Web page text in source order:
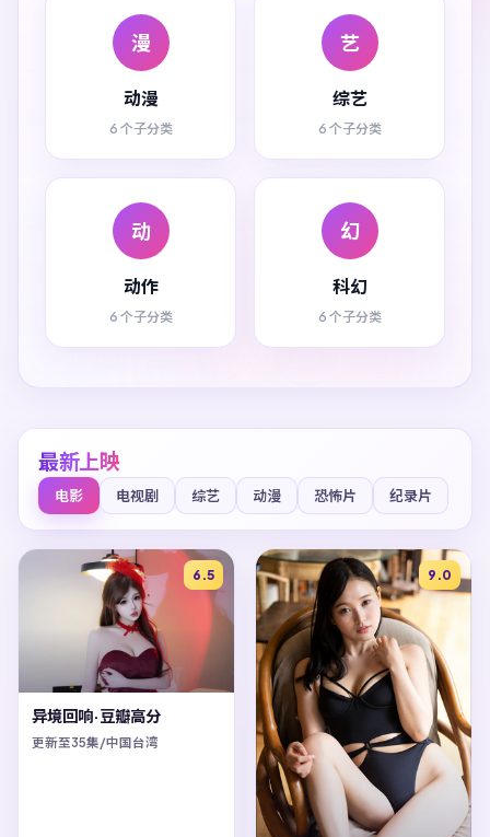
漫
动漫
6 个子分类
艺
综艺
6 个子分类
动
动作
6 个子分类
幻
科幻
6 个子分类
最新上映
电影 电视剧 综艺 动漫 恐怖片 纪录片
6.5
异境回响·豆瓣高分
更新至35集/中国台湾
9.0